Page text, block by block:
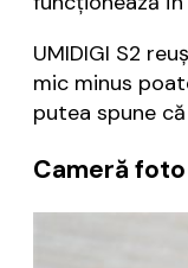
UMIDIGI S2
mic minus
putea spune
Cameră